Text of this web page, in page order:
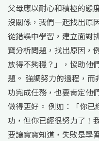
父母應以耐心和積極的態
沒關係，我們一起找出原
從錯誤中學習，建立面對
寶分析問題，找出原因，
放得不夠穩？」，協助他
題。 強調努力的過程，
功完成任務，也要肯定他
做得更好。 例如：「你
功，但你已經很努力了！
要讓寶寶知道，失敗是學